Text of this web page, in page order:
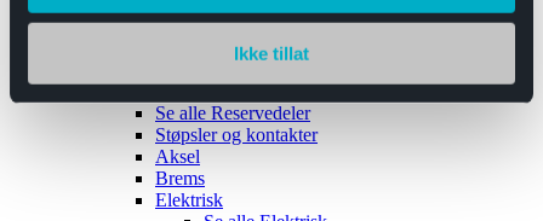
Ikke tillat
Båthengere
Reservedeler
Se alle Reservedeler
Støpsler og kontakter
Aksel
Brems
Elektrisk